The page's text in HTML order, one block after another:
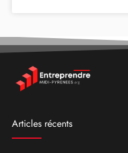
Articles récents